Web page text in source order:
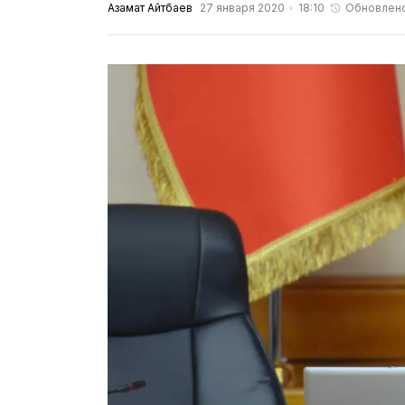
Азамат Айтбаев 27 января 2020 18:10